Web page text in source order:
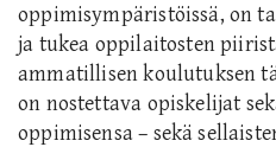
oppimisympäristöissä, on
ja tukea oppilaitosten
ammatillisen koulutuksen
on nostettava opiskelijat
oppimisensa – sekä